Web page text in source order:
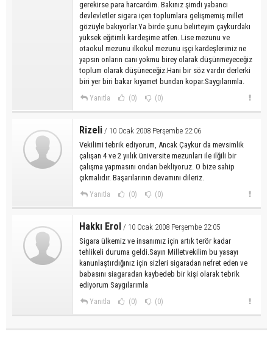
gerekirse para harcardım. Bakınız şimdi yabancı
devlevletler sigara içen toplumlara gelişmemiş millet
gözüyle bakıyorlar.Ya birde şunu belirteyim çaykurdakı
yüksek eğitimli kardeşime atfen. Lise mezunu ve
otaokul mezunu ilkokul mezunu işçi kardeşlerimiz ne
yapsın onların canı yokmu birey olarak düşünmeyeceğiz
toplum olarak düşüneceğiz.Hani bir söz vardır derlerki
biri yer biri bakar kıyamet bundan kopar.Saygılarımla.
Yanıtla (0) (0)
Rizeli / 10 Ocak 2008 Perşembe 22:06
Vekilimi tebrik ediyorum, Ancak Çaykur da mevsimlik
çalışan 4 ve 2 yıılık üniversite mezunları ile ilğili bir
çalışma yapmasını ondan bekliyoruz. O bize sahip
çıkmalıdır. Başarılarının devamını dileriz.
Yanıtla (0) (0)
Hakkı Erol / 10 Ocak 2008 Perşembe 22:05
Sigara ülkemiz ve insanımız için artık terör kadar
tehlikeli duruma geldi.Sayın Milletvekilim bu yasayı
kanunlaştırdığınız için sizleri sigaradan nefret eden ve
babasını siagaradan kaybedeb bir kişi olarak tebrik
ediyorum Saygılarımla
Yanıtla (0) (0)